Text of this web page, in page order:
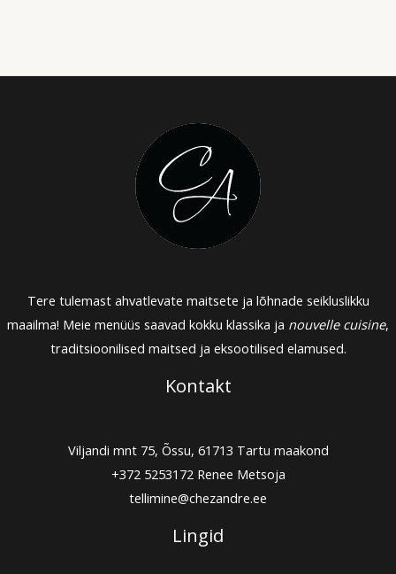
Tere tulemast ahvatlevate maitsete ja lõhnade seikluslikku
maailma! Meie menüüs saavad kokku klassika ja nouvelle cuisine,
traditsioonilised maitsed ja eksootilised elamused.
Kontakt
Viljandi mnt 75, Õssu, 61713 Tartu maakond
+372 5253172Renee Metsoja
tellimine@chezandre.ee
Lingid